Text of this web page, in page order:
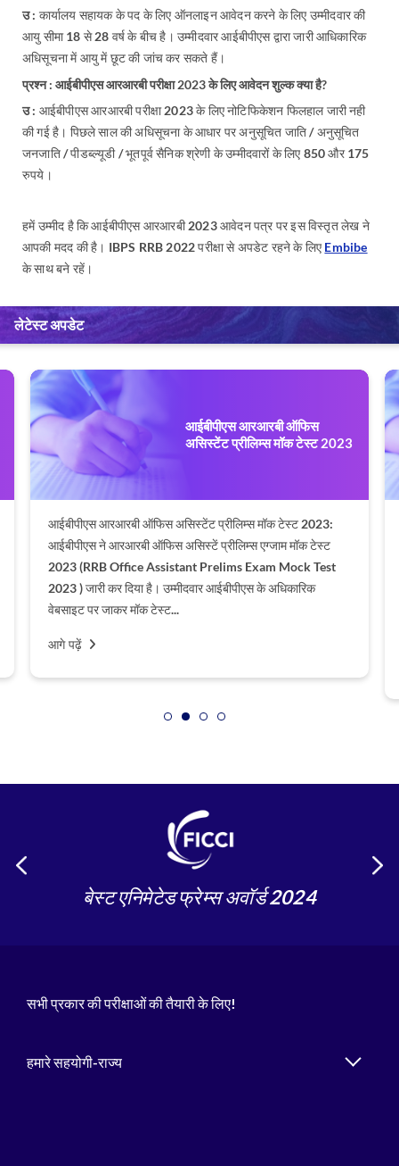
उ : कार्यालय सहायक के पद के लिए ऑनलाइन आवेदन करने के लिए उम्मीदवार की
आयु सीमा 18 से 28 वर्ष के बीच है। उम्मीदवार आईबीपीएस द्वारा जारी आधिकारिक
अधिसूचना में आयु में छूट की जांच कर सकते हैं।
प्रश्न : आईबीपीएस आरआरबी परीक्षा 2023 के लिए आवेदन शुल्क क्या है?
उ : आईबीपीएस आरआरबी परीक्षा 2023 के लिए नोटिफिकेशन फिलहाल जारी नही
की गई है। पिछले साल की अधिसूचना के आधार पर अनुसूचित जाति / अनुसूचित
जनजाति / पीडब्ल्यूडी / भूतपूर्व सैनिक श्रेणी के उम्मीदवारों के लिए 850 और 175
रुपये।
हमें उम्मीद है कि आईबीपीएस आरआरबी 2023 आवेदन पत्र पर इस विस्तृत लेख ने
आपकी मदद की है। IBPS RRB 2022 परीक्षा से अपडेट रहने के लिए Embibe
के साथ बने रहें।
लेटेस्ट अपडेट
आईबीपीएस आरआरबी ऑफिस
असिस्टेंट प्रीलिम्स मॉक टेस्ट 2023
आईबीपीएस आरआरबी ऑफिस असिस्टेंट प्रीलिम्स मॉक टेस्ट 2023:
आईबीपीएस ने आरआरबी ऑफिस असिस्टें प्रीलिम्स एग्जाम मॉक टेस्ट
2023 (RRB Office Assistant Prelims Exam Mock Test
2023 ) जारी कर दिया है। उम्मीदवार आईबीपीएस के अधिकारिक
वेबसाइट पर जाकर मॉक टेस्ट...
आगे पढ़ें
बेस्ट एनिमेटेड फ्रेम्स अवॉर्ड 2024
सभी प्रकार की परीक्षाओं की तैयारी के लिए!
हमारे सहयोगी-राज्य